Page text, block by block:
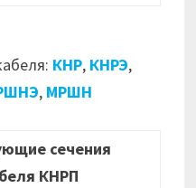
КНР, КНРЭ,
, МРШН
сечения
КНРП